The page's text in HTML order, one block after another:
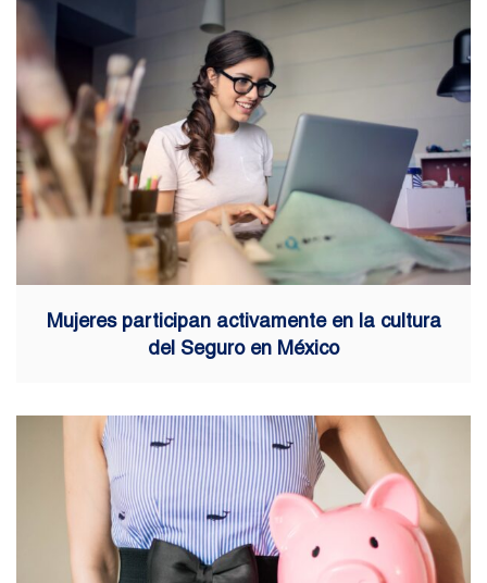
Mujeres participan activamente en la cultura
del Seguro en México